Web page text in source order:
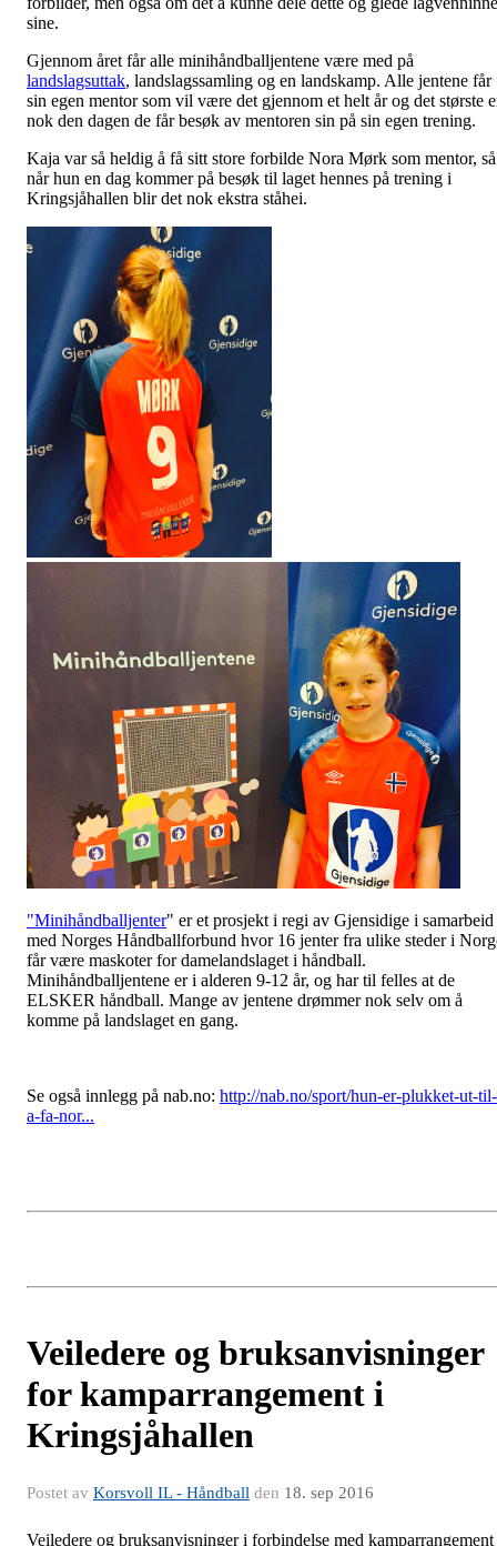
sine.
Gjennom året får alle minihåndballjentene være med på
landslagsuttak, landslagssamling og en landskamp. Alle jentene får
sin egen mentor som vil være det gjennom et helt år og det største
nok den dagen de får besøk av mentoren sin på sin egen trening.
Kaja var så heldig å få sitt store forbilde Nora Mørk som mentor, så
når hun en dag kommer på besøk til laget hennes på trening i
Kringsjåhallen blir det nok ekstra ståhei.
"Minihåndballjenter" er et prosjekt i regi av Gjensidige i samarbeid
med Norges Håndballforbund hvor 16 jenter fra ulike steder i
får være maskoter for damelandslaget i håndball.
Minihåndballjentene er i alderen 9-12 år, og har til felles at de
ELSKER håndball. Mange av jentene drømmer nok selv om å
komme på landslaget en gang.
Se også innlegg på nab.no: http://nab.no/sport/hun-er-plukket-ut-til-
a-fa-nor...
Veiledere og bruksanvisninger
for kamparrangement i
Kringsjåhallen
Postet av Korsvoll IL - Håndball den 18. sep 2016
Veiledere og bruksanvisninger i forbindelse med